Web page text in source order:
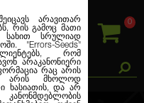
0
არავითარ
რის გამოც მათი
სახით სრულიად
"Errors-Seeds"
რომ
არაკანონიერი
რაც არის
არის მხოლოდ
ხასიათის, და არ